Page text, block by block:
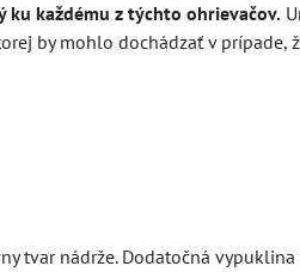
ku každému z týchto ohrievačov.
by mohlo dochádzať v prípade,
tvar nádrže. Dodatočná